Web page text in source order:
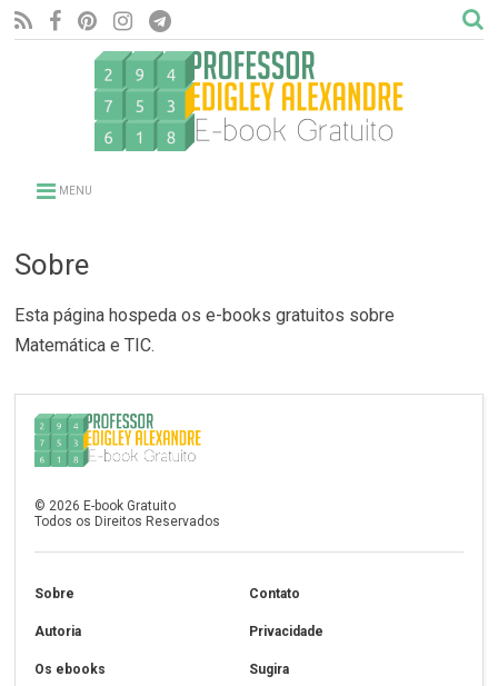
MENU
Sobre
Esta página hospeda os e-books gratuitos sobre
Matemática e TIC.
© 2026 E-book Gratuito
Todos os Direitos Reservados
Sobre Contato
Autoria Privacidade
Os ebooks Sugira